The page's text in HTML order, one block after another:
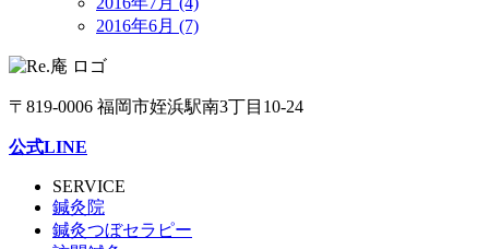
2016年6月 (7)
〒819-0006 福岡市姪浜駅南3丁目10-24
公式LINE
SERVICE
鍼灸院
鍼灸つぼセラピー